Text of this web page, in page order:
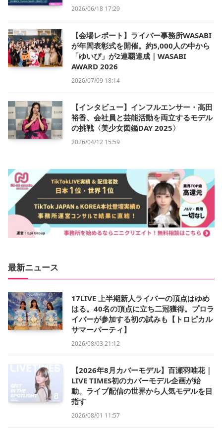
2026/06/18 17:29
【会場レポート】ライバー事務所WASABI
が年間表彰式を開催。約5,000人の中から
「ゆいぴ」が2連覇達成｜WASABI
AWARD 2026
2026/07/09 18:14
【インタビュー】インフルエンサー・高田
裕香、会社員と芸能活動を両立するモデル
の挑戦〈美少女図鑑DAY 2025〉
2026/04/12 15:59
最新ニュース
17LIVE 上半期新人ライバーの頂点はゆめ
はる。40名の頂点に立ち二冠獲得。プロラ
イバーが参加する初の試みも【トロピカル
サマーパーティ】
2026/08/03 21:12
【2026年8月カバーモデル】百瀬羽唯花｜
LIVE TIMES初のカバーモデル企画が始
動。ライブ配信の世界から人気モデルを目
指す
2026/08/01 11:57